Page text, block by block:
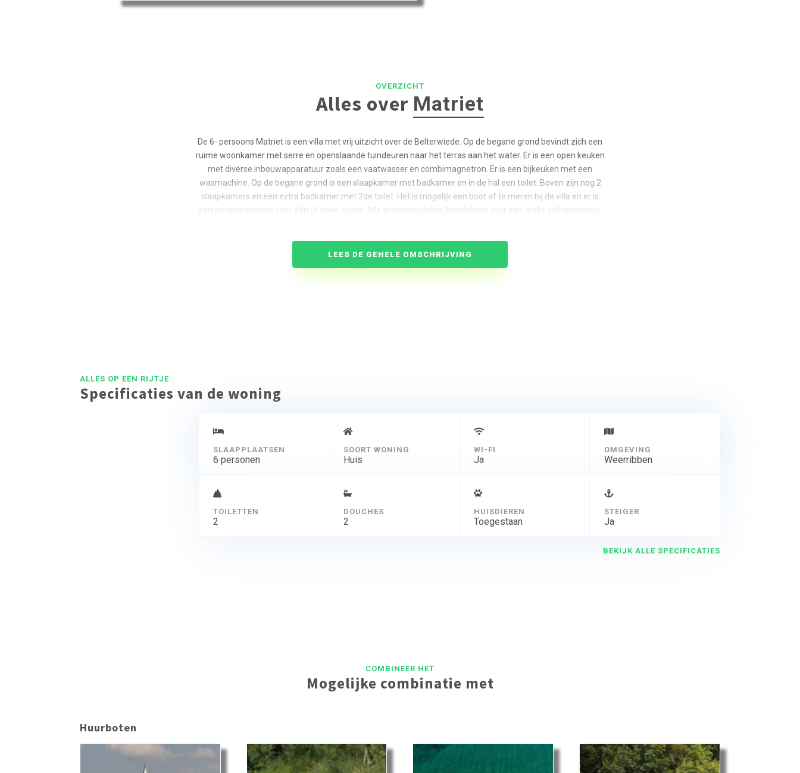
OVERZICHT
Alles over Matriet
De 6- persoons Matriet is een villa met vrij uitzicht over de Belterwiede. Op de begane grond bevindt zich een
ruime woonkamer met serre en openslaande tuindeuren naar het terras aan het water. Er is een open keuken
met diverse inbouwapparatuur zoals een vaatwasser en combimagnetron. Er is een bijkeuken met een
wasmachine. Op de begane grond is een slaapkamer met badkamer en in de hal een toilet. Boven zijn nog 2
slaapkamers en een extra badkamer met 2de toilet. Het is mogelijk een boot af te meren bij de villa en er is
parkeergelegenheid voor één of twee auto’s. Alle accommodaties beschikken over een gratis wifiverbinding.
LEES DE GEHELE OMSCHRIJVING
ALLES OP EEN RIJTJE
Specificaties van de woning
SLAAPPLAATSEN
6 personen
SOORT WONING
Huis
WI-FI
Ja
OMGEVING
Weerribben
TOILETTEN
2
DOUCHES
2
HUISDIEREN
Toegestaan
STEIGER
Ja
BEKIJK ALLE SPECIFICATIES
COMBINEER HET
Mogelijke combinatie met
Huurboten